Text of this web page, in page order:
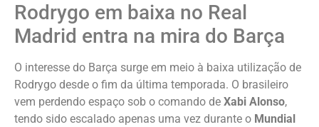
Rodrygo em baixa no Real
Madrid entra na mira do Barça
O interesse do Barça surge em meio à baixa utilização de
Rodrygo desde o fim da última temporada. O brasileiro
vem perdendo espaço sob o comando de Xabi Alonso,
tendo sido escalado apenas uma vez durante o Mundial